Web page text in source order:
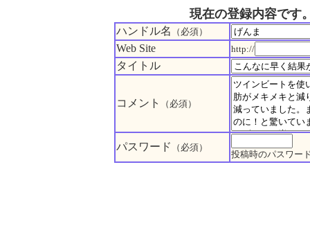
現在の登録内容です
ハンドル名 （必須）
Web Site http://
タイトル
コメント （必須）
パスワード （必須）
投稿時のパスワー